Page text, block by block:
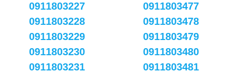
0911803227
0911803228
0911803229
0911803230
0911803231
0911803477
0911803478
0911803479
0911803480
0911803481